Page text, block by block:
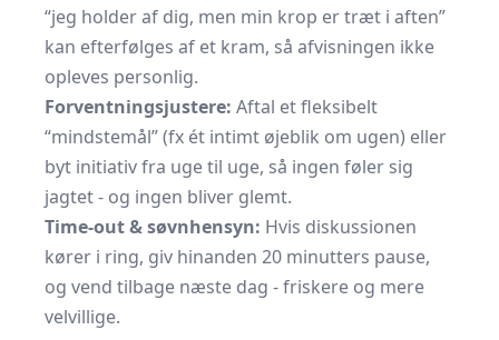
“jeg holder af dig, men min krop er træt i aften”
kan efterfølges af et kram, så afvisningen ikke
opleves personlig.
Forventningsjustere: Aftal et fleksibelt
“mindstemål” (fx ét intimt øjeblik om ugen) eller
byt initiativ fra uge til uge, så ingen føler sig
jagtet - og ingen bliver glemt.
Time-out & søvnhensyn: Hvis diskussionen
kører i ring, giv hinanden 20 minutters pause,
og vend tilbage næste dag - friskere og mere
velvillige.